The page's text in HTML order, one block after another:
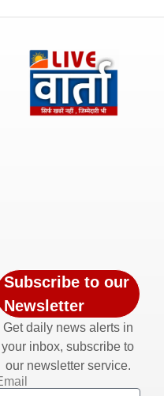
Subscribe to our
Newsletter
Get daily news alerts in
your inbox, subscribe to
our newsletter service.